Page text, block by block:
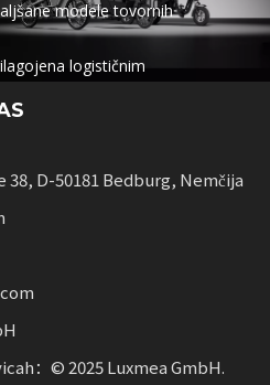
modele tovornih
logističnim
voznih parkov. Te rešitve
ki širijo trajnostno
D-50181 Bedburg, Nemčija
：© 2025 Luxmea GmbH.